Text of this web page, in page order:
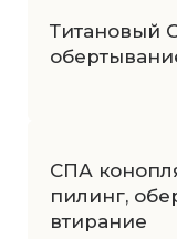
Титановый
СПА
пилинг,
втирание